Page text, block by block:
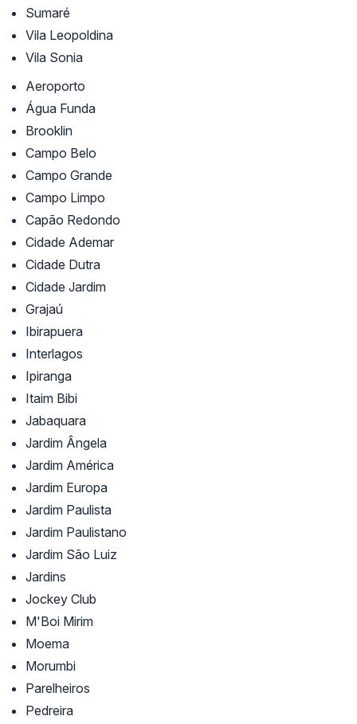
Sumaré
Vila Leopoldina
Vila Sonia
Aeroporto
Água Funda
Brooklin
Campo Belo
Campo Grande
Campo Limpo
Capão Redondo
Cidade Ademar
Cidade Dutra
Cidade Jardim
Grajaú
Ibirapuera
Interlagos
Ipiranga
Itaim Bibi
Jabaquara
Jardim Ângela
Jardim América
Jardim Europa
Jardim Paulista
Jardim Paulistano
Jardim São Luiz
Jardins
Jockey Club
M'Boi Mirim
Moema
Morumbi
Parelheiros
Pedreira